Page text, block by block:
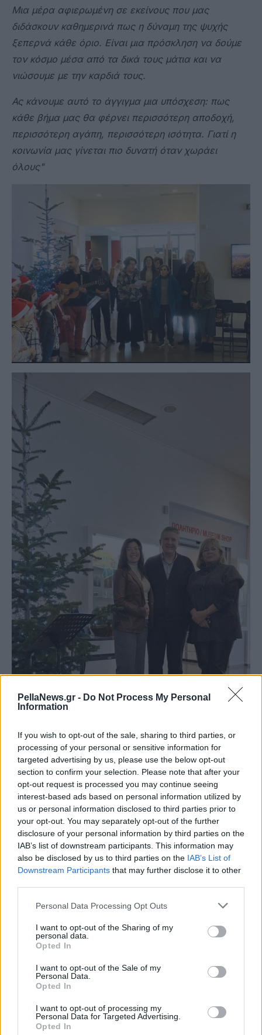
PellaNews.gr - Do Not Process My Personal
Information
If you wish to opt-out of the sale, sharing to third parties, or
processing of your personal or sensitive information for
targeted advertising by us, please use the below opt-out
section to confirm your selection. Please note that after your
opt-out request is processed you may continue seeing
interest-based ads based on personal information utilized by
us or personal information disclosed to third parties prior to
your opt-out. You may separately opt-out of the further
disclosure of your personal information by third parties on the
IAB’s list of downstream participants. This information may
also be disclosed by us to third parties on the IAB’s List of
Downstream Participants that may further disclose it to other
Personal Data Processing Opt Outs
I want to opt-out of the Sharing of my
personal data.
Opted In
I want to opt-out of the Sale of my
Personal Data.
Opted In
I want to opt-out of processing my
Personal Data for Targeted Advertising.
Opted In
Μια μέρα αφιερωμένη σε εκείνους που μας
διδάσκουν καθημερινά πως η δύναμη της ψυχής
ξεπερνά κάθε όριο. Είναι μια πρόσκληση να δούμε
τον κόσμο μέσα από τα δικά τους μάτια και να
νιώσουμε με την καρδιά τους.
Ας κάνουμε αυτό το άγγιγμα μια υπόσχεση: πως
κάθε βήμα μας θα φέρνει περισσότερη αποδοχή,
περισσότερη αγάπη, περισσότερη ισότητα. Γιατί η
κοινωνία μας γίνεται πιο δυνατή όταν χωράει
όλους"